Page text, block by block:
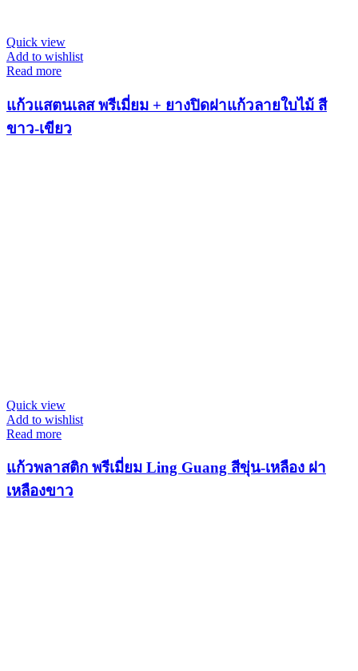
Quick view
Add to wishlist
Read more
แก้วแสตนเลส พรีเมี่ยม + ยางปิดฝาแก้วลายใบไม้ สี
ขาว-เขียว
Quick view
Add to wishlist
Read more
แก้วพลาสติก พรีเมี่ยม Ling Guang สีขุ่น-เหลือง ฝา
เหลืองขาว